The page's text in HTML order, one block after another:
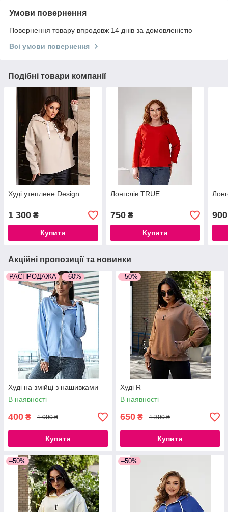
Умови повернення
Повернення товару впродовж 14 днів за домовленістю
Всі умови повернення
Подібні товари компанії
Худі утеплене Design
1 300 ₴
Купити
Лонгслів TRUE
750₴
Купити
900
Акційні пропозиції та новинки
РАСПРОДАЖА –60%
Худі на змійці з нашивками
В наявності
400 ₴ 1 000 ₴
Купити
–50%
Худі R
В наявності
650 ₴ 1 300 ₴
Купити
–50% –50%